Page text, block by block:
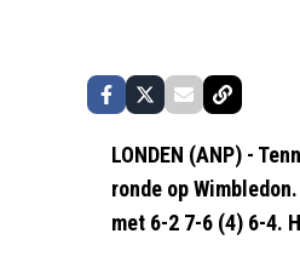
LONDEN (ANP) -
ronde op
met 6-2 7-6 (4) 6-4.